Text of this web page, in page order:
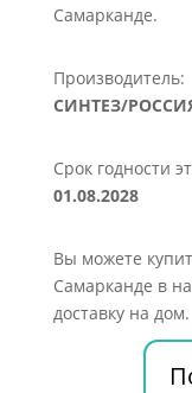
Самарканде.
Производитель:
СИНТЕЗ/
Срок годности
01.08.2028
Вы можете
Самарканде в
доставку на дом.